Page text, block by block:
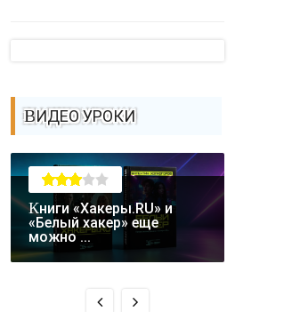
ВИДЕО УРОКИ
Книги «Хакеры.RU» и
«Белый хакер» еще
можно ...